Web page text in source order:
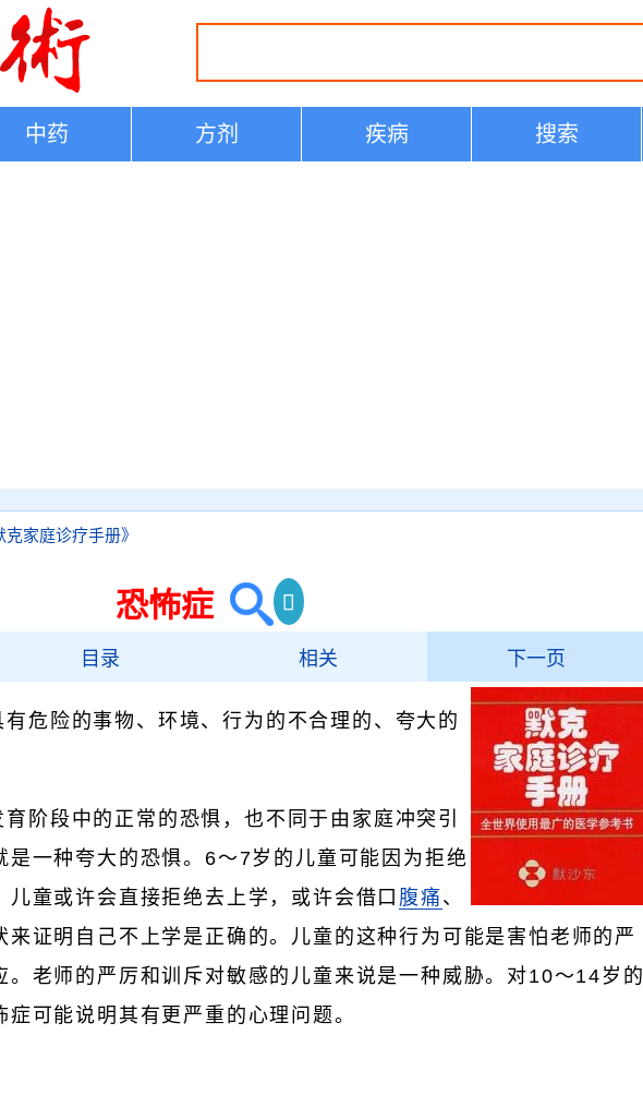
中药 方剂 疾病 搜索
克家庭诊疗手册》
恐怖症
目录 相关 下一页
有危险的事物、环境、行为的不合理的、夸大的
阶段中的正常的恐惧，也不同于由家庭冲突引
是一种夸大的恐惧。6～7岁的儿童可能因为拒绝
儿童或许会直接拒绝去上学，或许会借口 腹痛 、
来证明自己不上学是正确的。儿童的这种行为可能是害怕老师的严
。老师的严厉和训斥对敏感的儿童来说是一种威胁。对10～14岁的
可能说明其有更严重的心理问题。